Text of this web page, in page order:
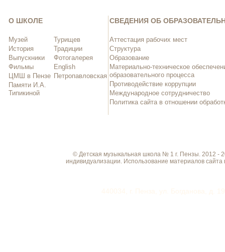
О ШКОЛЕ
Музей
Турищев
История
Традиции
Выпускники
Фотогалерея
Фильмы
English
ЦМШ в Пензе Петропавловская
Памяти И.А.
Типикиной
СВЕДЕНИЯ ОБ
Аттестация рабочих мест
Структура
Образование
Материально-техническое
образовательного процесса
Противодействие коррупции
Международное сотрудничество
Политика сайта в отношении
© Детская музыкальная школа № 1 г. Пензы. 2012 -
индивидуализации. Использование материалов